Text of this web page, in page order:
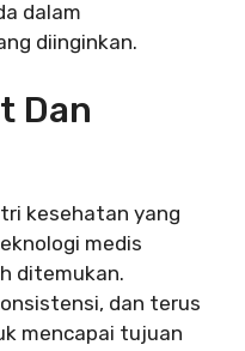
dalam
diinginkan.
Dan
kesehatan yang
medis
ditemukan.
dan terus
mencapai tujuan